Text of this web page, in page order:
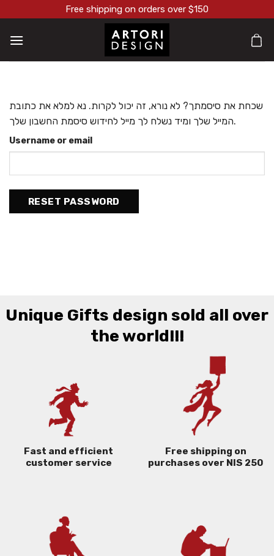
content
Free shipping on orders over $150
שכחת את סיסמתך? לא נורא, זה יכול לקרות. נא למלא את כתובת
המייל שלך ומיד נשלח לך מייל לחידוש סיסמת החשבון שלך.
Username or email
RESET PASSWORD
Unique Gifts design sold all over
the world!!!
Fast and efficient
customer service
Free shipping on
purchases over NIS 250